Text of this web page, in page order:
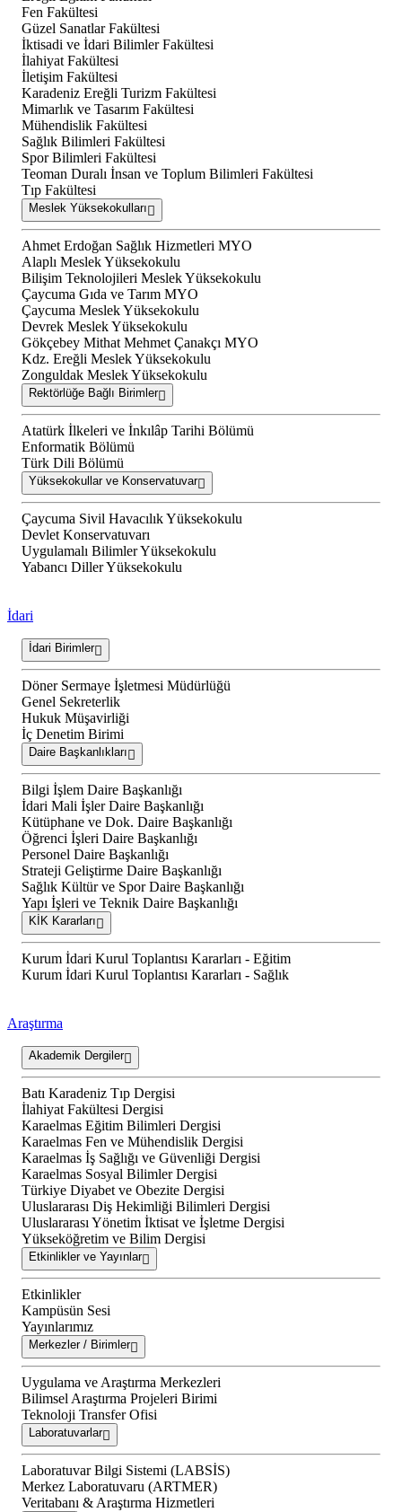
Fen Fakültesi
Güzel Sanatlar Fakültesi
İktisadi ve İdari Bilimler Fakültesi
İlahiyat Fakültesi
İletişim Fakültesi
Karadeniz Ereğli Turizm Fakültesi
Mimarlık ve Tasarım Fakültesi
Mühendislik Fakültesi
Sağlık Bilimleri Fakültesi
Spor Bilimleri Fakültesi
Teoman Duralı İnsan ve Toplum Bilimleri Fakültesi
Tıp Fakültesi
Meslek Yüksekokulları
Ahmet Erdoğan Sağlık Hizmetleri MYO
Alaplı Meslek Yüksekokulu
Bilişim Teknolojileri Meslek Yüksekokulu
Çaycuma Gıda ve Tarım MYO
Çaycuma Meslek Yüksekokulu
Devrek Meslek Yüksekokulu
Gökçebey Mithat Mehmet Çanakçı MYO
Kdz. Ereğli Meslek Yüksekokulu
Zonguldak Meslek Yüksekokulu
Rektörlüğe Bağlı Birimler
Atatürk İlkeleri ve İnkılâp Tarihi Bölümü
Enformatik Bölümü
Türk Dili Bölümü
Yüksekokullar ve Konservatuvar
Çaycuma Sivil Havacılık Yüksekokulu
Devlet Konservatuvarı
Uygulamalı Bilimler Yüksekokulu
Yabancı Diller Yüksekokulu
İdari
İdari Birimler
Döner Sermaye İşletmesi Müdürlüğü
Genel Sekreterlik
Hukuk Müşavirliği
İç Denetim Birimi
Daire Başkanlıkları
Bilgi İşlem Daire Başkanlığı
İdari Mali İşler Daire Başkanlığı
Kütüphane ve Dok. Daire Başkanlığı
Öğrenci İşleri Daire Başkanlığı
Personel Daire Başkanlığı
Strateji Geliştirme Daire Başkanlığı
Sağlık Kültür ve Spor Daire Başkanlığı
Yapı İşleri ve Teknik Daire Başkanlığı
KİK Kararları
Kurum İdari Kurul Toplantısı Kararları - Eğitim
Kurum İdari Kurul Toplantısı Kararları - Sağlık
Araştırma
Akademik Dergiler
Batı Karadeniz Tıp Dergisi
İlahiyat Fakültesi Dergisi
Karaelmas Eğitim Bilimleri Dergisi
Karaelmas Fen ve Mühendislik Dergisi
Karaelmas İş Sağlığı ve Güvenliği Dergisi
Karaelmas Sosyal Bilimler Dergisi
Türkiye Diyabet ve Obezite Dergisi
Uluslararası Diş Hekimliği Bilimleri Dergisi
Uluslararası Yönetim İktisat ve İşletme Dergisi
Yükseköğretim ve Bilim Dergisi
Etkinlikler ve Yayınlar
Etkinlikler
Kampüsün Sesi
Yayınlarımız
Merkezler / Birimler
Uygulama ve Araştırma Merkezleri
Bilimsel Araştırma Projeleri Birimi
Teknoloji Transfer Ofisi
Laboratuvarlar
Laboratuvar Bilgi Sistemi (LABSİS)
Merkez Laboratuvaru (ARTMER)
Veritabanı & Araştırma Hizmetleri